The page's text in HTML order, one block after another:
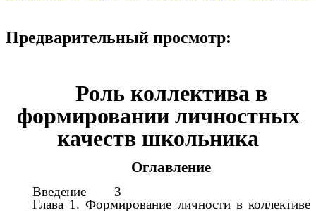
Предварительный просмотр:
Роль коллектива в
формировании личностных
качеств школьника
Оглавление
Введение 3
Глава 1. Формирование личности в коллективе